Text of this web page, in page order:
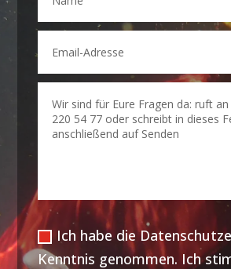
Ich habe die
Kenntnis genommen. Ich